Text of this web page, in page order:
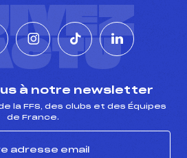
à notre newsletter
la FFS, des clubs et des Équipes
de France.